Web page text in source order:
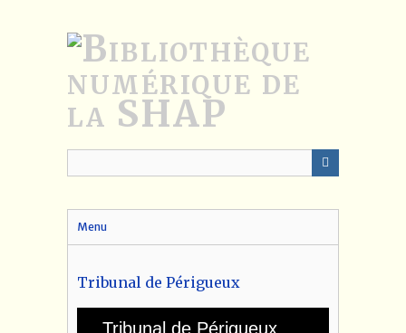
Menu
Tribunal de Périgueux